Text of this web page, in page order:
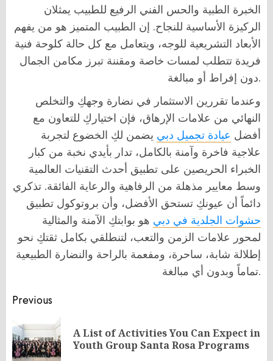
الخبرة الطبية والحس الفني الرفيع للطبيب يمثلان
الركيزة الأساسية للنجاح. إن الطبيب المتميز هو من يفهم
الأبعاد التشريعية للوجه، ويتعامل مع كل حالة كلوحة فنية
فريدة تتطلب لمسات خاصة ومقننة تبرز مكامن الجمال
دون إفراط أو مبالغة.
وعندما تقررين الاستثمار في نضارة وجهكِ والتخلص
النهائي من علامات الإرهاق، فإن اختياركِ للتعاون مع
أفضل عيادة تجميل دبي يضمن لكِ الخضوع لتجربة
علاجية فاخرة وآمنة بالكامل، تدار بأيدي نخبة من كبار
الخبراء الحريصين على تطبيق أحدث التقنيات العالمية
وسط معايير مذهلة من الرفاهية والرعاية الفائقة. تذكري
دائماً أن عيونكِ تستحق الأفضل، وأن بروتوكول تطبيق
حشوات الجلدية في دبي هو بوابتكِ الآمنة والمثالية
لمحور علامات الزمن والتعب، لتنطلقي بكامل ثقتكِ نحو
إطلالة شابة، ساحرة، ومفعمة بالراحة والنضارة الطبيعية
تماماً وبدون أي مبالغة.
Post
navigation
Previous
A List of Activities You Can Expect in
Youth Group Santa Rosa Programs